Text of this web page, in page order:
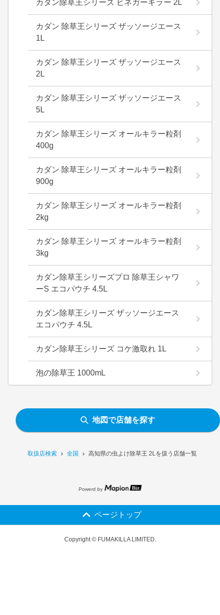
取扱店検索 全国 高知県の虫よけ除草王 2Lを扱う店舗一覧
カダン除草王シリーズ ビネガーキラー 2L
カダン 除草王シリーズ ザッソージエース
1L
カダン 除草王シリーズ ザッソージエース
2L
カダン 除草王シリーズ ザッソージエース
5L
カダン 除草王シリーズ オールキラー粒剤
400g
カダン 除草王シリーズ オールキラー粒剤
900g
カダン 除草王シリーズ オールキラー粒剤
2kg
カダン 除草王シリーズ オールキラー粒剤
3kg
カダン除草王シリーズプロ 除草王シャワ
ーS エコパウチ 4.5L
カダン除草王シリーズ ザッソージエース
エコパウチ 4.5L
カダン除草王シリーズ コケ激取れ 1L
泡の除草王 1000mL
地図で店舗を探す
Powerd by
ページトップ
Copyright © FUMAKILLA LIMITED.